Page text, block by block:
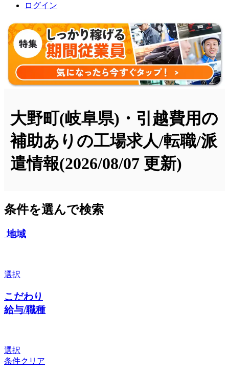
ログイン
大野町(岐阜県)・引越費用の
補助ありの工場求人/転職/派
遣情報(2026/08/07 更新)
条件を選んで検索
地域
選択
こだわり
給与/職種
選択
条件クリア